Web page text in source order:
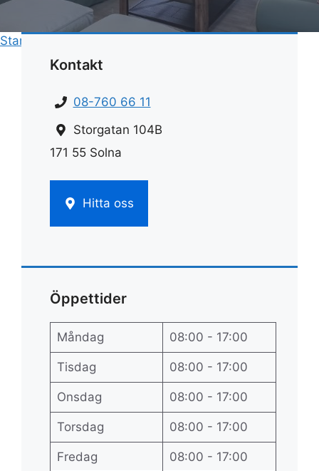
Start
Kontakt
08-760 66 11
Storgatan 104B
171 55 Solna
Hitta oss
Öppettider
Måndag 08:00 - 17:00
Tisdag 08:00 - 17:00
Onsdag 08:00 - 17:00
Torsdag 08:00 - 17:00
Fredag 08:00 - 17:00